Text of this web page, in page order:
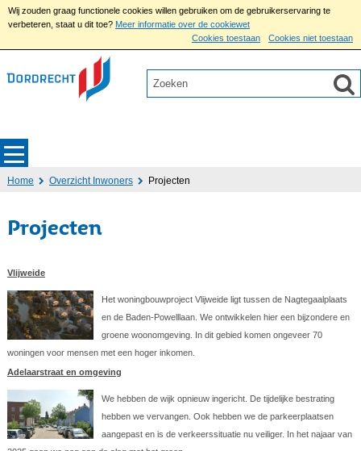
Wij zouden graag functionele cookies willen gebruiken om de gebruikerservaring te
verbeteren, staat u dit toe? Meer informatie over de cookiewet
Cookies toestaan
Cookies niet toestaan
Home Overzicht Inwoners Projecten
Projecten
Vlijweide
Het woningbouwproject Vlijweide ligt tussen de Nagtegaalplaats
en de Baden-Powelllaan. We ontwikkelen hier een bijzondere en
groene woonomgeving. In dit gebied komen ongeveer 70
woningen voor mensen met een hoger inkomen.
Adelaarstraat en omgeving
We hebben de wijk opnieuw ingericht. De tijdelijke bestrating
hebben we vervangen. Ook hebben we de parkeerplaatsen
aangepast en is de verkeerssituatie nu veiliger. In het najaar van